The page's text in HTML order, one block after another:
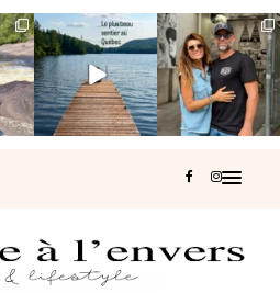
Et si je te disais
qu’il existe un
sentier où tu...
126 37
Montréal, une
très belle
surprise 🇨🇦
442